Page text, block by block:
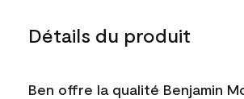
Détails du produit
Ben offre la qualité Benjamin